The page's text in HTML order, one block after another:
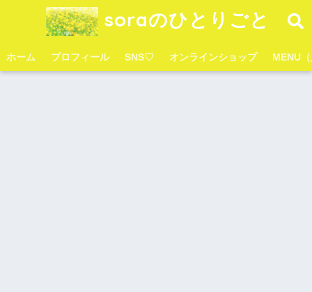
soraのひとりごと
ホーム プロフィール SNS♡ オンラインショップ MENU